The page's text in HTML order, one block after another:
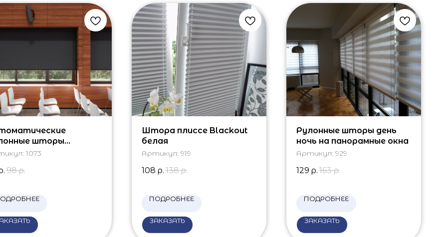
шторы
1073
98 р.
Штора плиссе Blackout
белая
Артикул: 919
108 р. 138 р.
ПОДРОБНЕЕ
ЗАКАЗАТЬ
Рулонные шторы день
ночь на панорамные окна
Артикул: 929
129 р. 163 р.
ПОДРОБНЕЕ
ЗАКАЗАТЬ